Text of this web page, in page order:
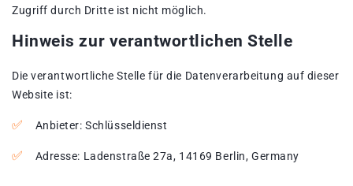
Zugriff durch Dritte ist nicht möglich.
Hinweis zur verantwortlichen Stelle
Die verantwortliche Stelle für die Datenverarbeitung auf dieser
Website ist:
Anbieter: Schlüsseldienst
Adresse: Ladenstraße 27a, 14169 Berlin, Germany